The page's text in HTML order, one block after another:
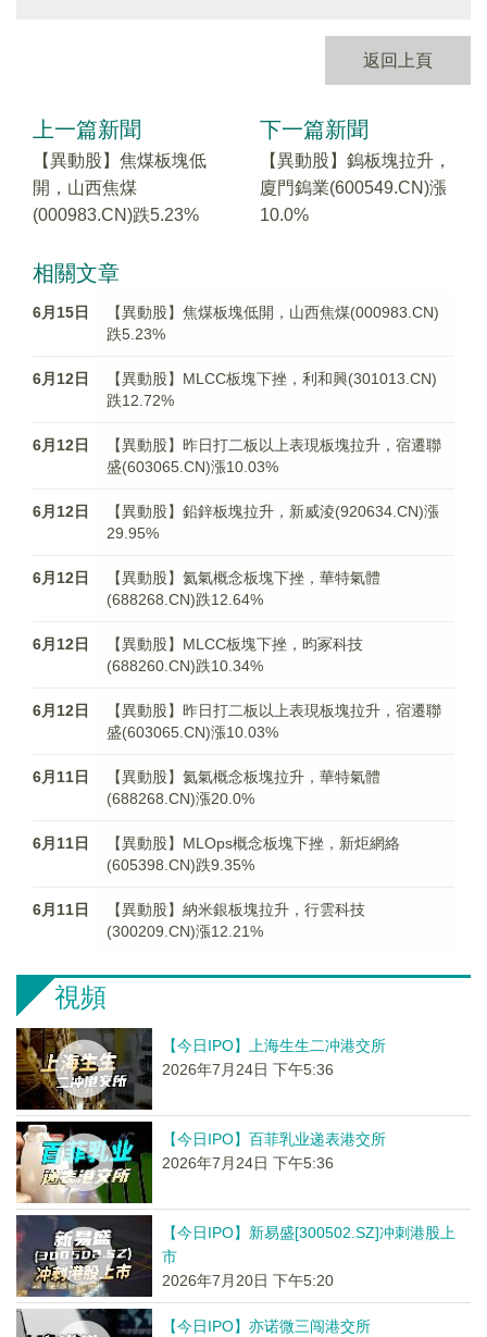
返回上頁
上一篇新聞
【異動股】焦煤板塊低
開，山西焦煤
(000983.CN)跌5.23%
下一篇新聞
【異動股】鎢板塊拉升，
廈門鎢業(600549.CN)漲
10.0%
相關文章
6月15日
【異動股】焦煤板塊低開，山西焦煤(000983.CN)
跌5.23%
6月12日
【異動股】MLCC板塊下挫，利和興(301013.CN)
跌12.72%
6月12日
【異動股】昨日打二板以上表現板塊拉升，宿遷聯
盛(603065.CN)漲10.03%
6月12日
【異動股】鉛鋅板塊拉升，新威淩(920634.CN)漲
29.95%
6月12日
【異動股】氦氣概念板塊下挫，華特氣體
(688268.CN)跌12.64%
6月12日
【異動股】MLCC板塊下挫，昀冢科技
(688260.CN)跌10.34%
6月12日
【異動股】昨日打二板以上表現板塊拉升，宿遷聯
盛(603065.CN)漲10.03%
6月11日
【異動股】氦氣概念板塊拉升，華特氣體
(688268.CN)漲20.0%
6月11日
【異動股】MLOps概念板塊下挫，新炬網絡
(605398.CN)跌9.35%
6月11日
【異動股】納米銀板塊拉升，行雲科技
(300209.CN)漲12.21%
視頻
【今日IPO】上海生生二冲港交所
2026年7月24日 下午5:36
【今日IPO】百菲乳业递表港交所
2026年7月24日 下午5:36
【今日IPO】新易盛[300502.SZ]冲刺港股上
市
2026年7月20日 下午5:20
【今日IPO】亦诺微三闯港交所